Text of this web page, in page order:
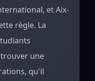
et Aix-
règle. La
une
qu'il